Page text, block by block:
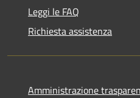
Leggi le FAQ
Richiesta assistenza
Amministrazione